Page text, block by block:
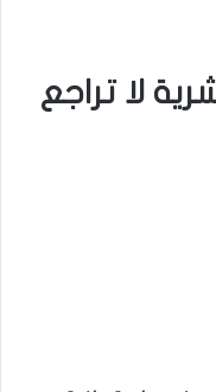
لا تراجع